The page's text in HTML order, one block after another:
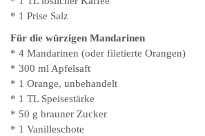
* 1 Prise Salz
Für die würzigen Mandarinen
* 4 Mandarinen (oder filetierte Orangen)
* 300 ml Apfelsaft
* 1 Orange, unbehandelt
* 1 TL Speisestärke
* 50 g brauner Zucker
* 1 Vanilleschote